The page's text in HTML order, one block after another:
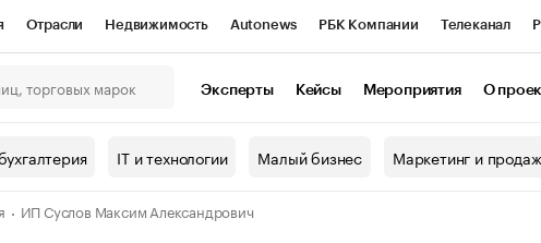
Отрасли Недвижимость Autonews РБК Компании Телеканал
Проверка контрагентов
валюты
Эксперты Кейсы Мероприятия О
IT и технологии Малый бизнес Маркетинг и
ИП Суслов Максим Александрович